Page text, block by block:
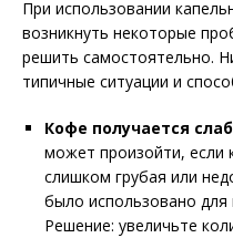
При использовании
возникнуть некоторые
решить самостоятельно.
типичные ситуации и
Кофе получается
может произойти, если
слишком грубая или
было использовано для
Решение: увеличьте